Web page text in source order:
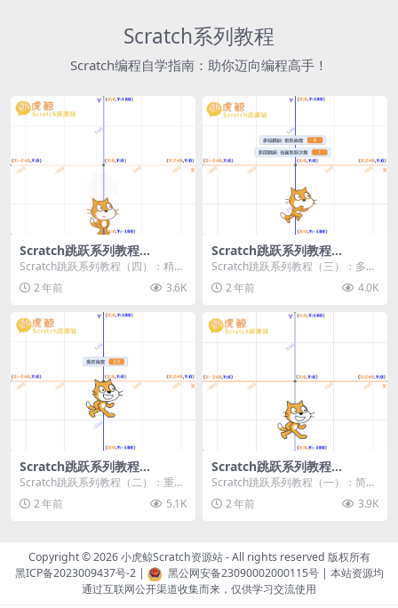
Scratch系列教程
Scratch编程自学指南：助你迈向编程高手！
Scratch跳跃系列教程
（四）：精准着陆
Scratch跳跃系列教程（四）：精准
着陆 作者：小虎鲸Scratch资源站
... 2 年前 3.6K
Scratch跳跃系列教程
（三）：多段跳跃
Scratch跳跃系列教程（三）：多段
跳跃 作者：小虎鲸Scratch资源站
连...2 年前 4.0K
Scratch跳跃系列教程
（二）：重力跳跃
Scratch跳跃系列教程（二）：重力
跳跃 作者：小虎鲸Scratch资源站
按...2 年前 5.1K
Scratch跳跃系列教程
（一）：简单跳跃
Scratch跳跃系列教程（一）：简单
跳跃 作者：小虎鲸Scratch资源站
按...2 年前 3.9K
Copyright © 2026小虎鲸Scratch资源站- All rights reserved 版权所有
黑ICP备2023009437号-2| 黑公网安备23090002000115号| 本站资源均
通过互联网公开渠道收集而来，仅供学习交流使用